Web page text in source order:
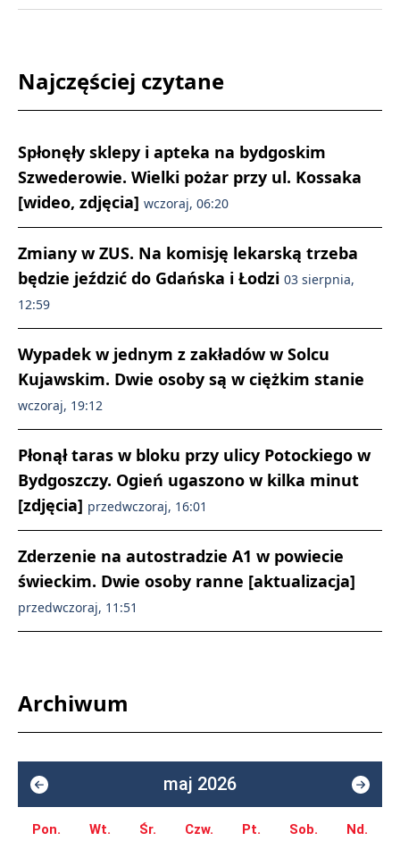
Najczęściej czytane
Spłonęły sklepy i apteka na bydgoskim
Szwederowie. Wielki pożar przy ul. Kossaka
[wideo, zdjęcia] wczoraj, 06:20
Zmiany w ZUS. Na komisję lekarską trzeba
będzie jeździć do Gdańska i Łodzi 03 sierpnia,
12:59
Wypadek w jednym z zakładów w Solcu
Kujawskim. Dwie osoby są w ciężkim stanie
wczoraj, 19:12
Płonął taras w bloku przy ulicy Potockiego w
Bydgoszczy. Ogień ugaszono w kilka minut
[zdjęcia] przedwczoraj, 16:01
Zderzenie na autostradzie A1 w powiecie
świeckim. Dwie osoby ranne [aktualizacja]
przedwczoraj, 11:51
Archiwum
maj 2026
Pon. Wt. Śr. Czw. Pt. Sob. Nd.